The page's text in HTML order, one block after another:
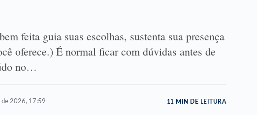
feita guia suas escolhas, sustenta sua presença
oferece.) É normal ficar com dúvidas antes de
no…
de 2026, 17:59 11 MIN DE LEITURA